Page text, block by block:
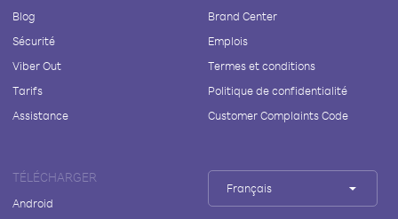
Blog
Sécurité
Viber Out
Tarifs
Assistance
Brand Center
Emplois
Termes et conditions
Politique de confidentialité
Customer Complaints Code
TÉLÉCHARGER
Android
Français